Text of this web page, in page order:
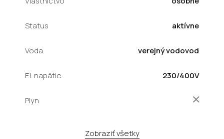
Status aktívne
Voda verejný vodovod
El. napätie 230/400V
Plyn
Zobraziť všetky